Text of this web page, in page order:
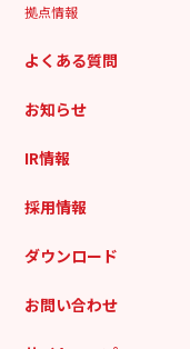
拠点情報
よくある質問
お知らせ
IR情報
採用情報
ダウンロード
お問い合わせ